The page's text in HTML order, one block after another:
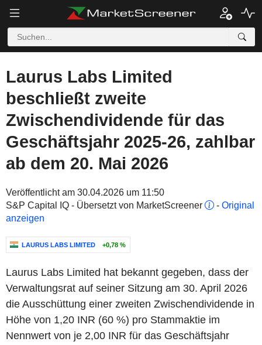
Laurus Labs Limited
beschließt zweite
Zwischendividende für das
Geschäftsjahr 2025-26, zahlbar
ab dem 20. Mai 2026
Veröffentlicht am 30.04.2026 um 11:50
S&P Capital IQ - Übersetzt von MarketScreener
- Original
anzeigen
LAURUS LABS LIMITED +0,78 %
Laurus Labs Limited hat bekannt gegeben, dass der
Verwaltungsrat auf seiner Sitzung am 30. April 2026
die Ausschüttung einer zweiten Zwischendividende in
Höhe von 1,20 INR (60 %) pro Stammaktie im
Nennwert von je 2,00 INR für das Geschäftsjahr